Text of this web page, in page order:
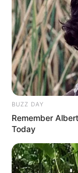
BUZZ DAY
Remember
Today